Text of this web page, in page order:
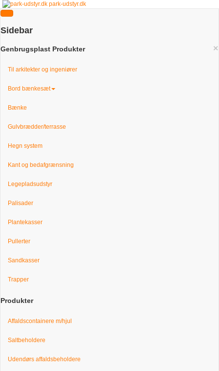
park-udstyr.dk
Sidebar
×
Genbrugsplast Produkter
Til arkitekter og ingeniører
Bord bænkesæt
Bænke
Gulvbrædder/terrasse
Hegn system
Kant og bedafgrænsning
Legepladsudstyr
Palisader
Plantekasser
Pullerter
Sandkasser
Trapper
Produkter
Affaldscontainere m/hjul
Saltbeholdere
Udendørs affaldsbeholdere